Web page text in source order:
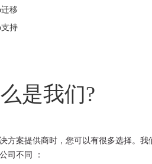
迁移
支持
是我们?
方案提供商时，您可以有很多选择。
司不同 ：